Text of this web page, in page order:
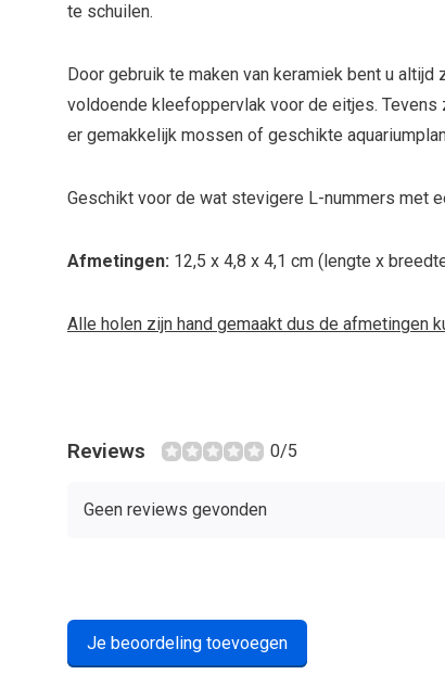
te schuilen.
Door gebruik te maken van keramiek bent u
voldoende kleefoppervlak voor de eitjes.
er gemakkelijk mossen of geschikte
Geschikt voor de wat stevigere L-nummers met
Afmetingen: 12,5 x 4,8 x 4,1 cm (lengte x
Alle holen zijn hand gemaakt dus de afmetingen
Reviews 0/5
Geen reviews gevonden
Je beoordeling toevoegen